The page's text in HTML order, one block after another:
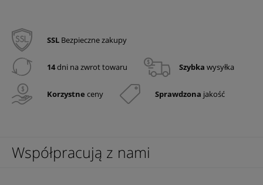
SSL Bezpieczne zakupy
14dni na zwrot towaru Szybka wysyłka
Korzystne ceny Sprawdzona jakość
Współpracują z nami